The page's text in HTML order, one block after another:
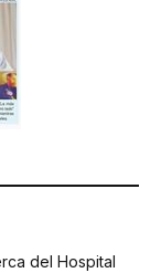
del Hospital